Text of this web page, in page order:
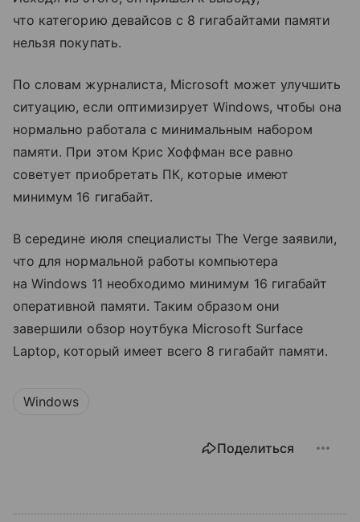
что категорию девайсов с 8 гигабайтами памяти
нельзя покупать.
По словам журналиста, Microsoft может улучшить
ситуацию, если оптимизирует Windows, чтобы она
нормально работала с минимальным набором
памяти. При этом Крис Хоффман все равно
советует приобретать ПК, которые имеют
минимум 16 гигабайт.
В середине июля специалисты The Verge заявили,
что для нормальной работы компьютера
на Windows 11 необходимо минимум 16 гигабайт
оперативной памяти. Таким образом они
завершили обзор ноутбука Microsoft Surface
Laptop, который имеет всего 8 гигабайт памяти.
Windows
Поделиться